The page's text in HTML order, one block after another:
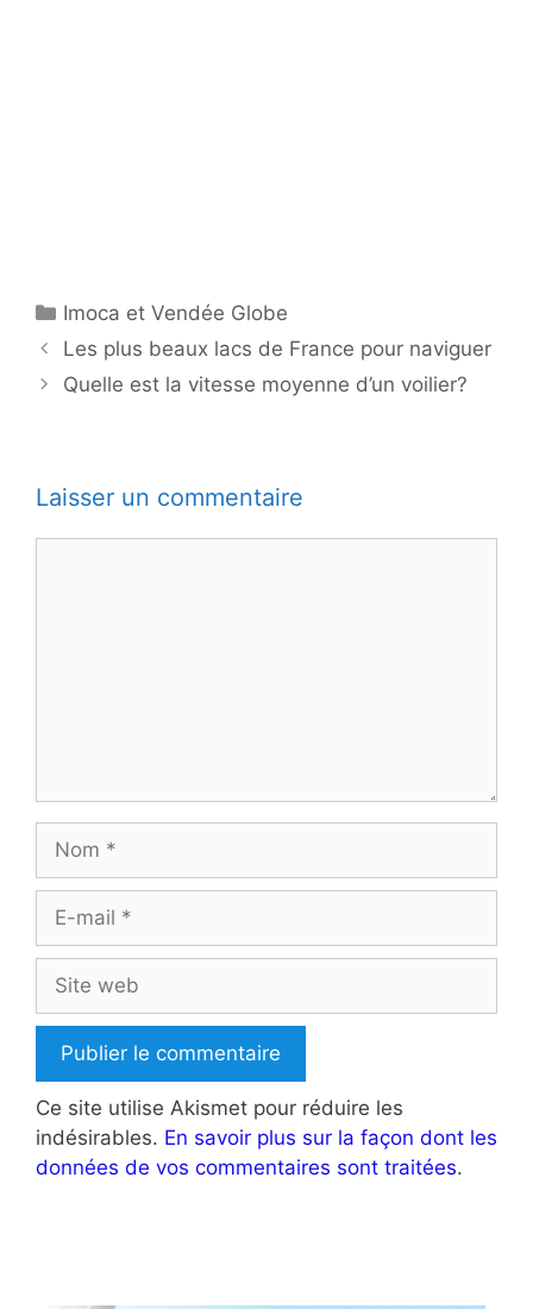
Catégories
Imoca et Vendée Globe
Les plus beaux lacs de France pour naviguer
Quelle est la vitesse moyenne d’un voilier?
Laisser un commentaire
mail
web
Ce site utilise Akismet pour réduire les
indésirables. En savoir plus sur la façon dont les
données de vos commentaires sont traitées.